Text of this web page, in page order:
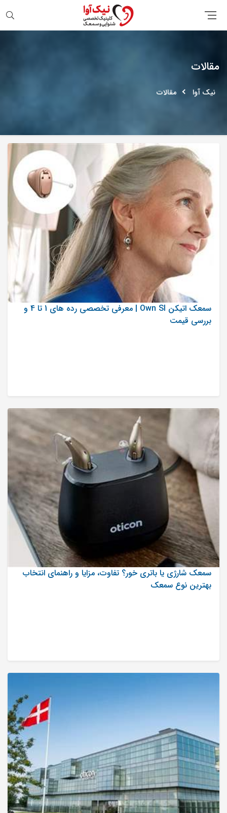
مقالات
نیک آوا مقالات
سمعک اتیکن Own SI | معرفی تخصصی رده های 1 تا 4 و
بررسی قیمت
سمعک شارژی یا باتری خور؟ تفاوت، مزایا و راهنمای انتخاب
بهترین نوع سمعک